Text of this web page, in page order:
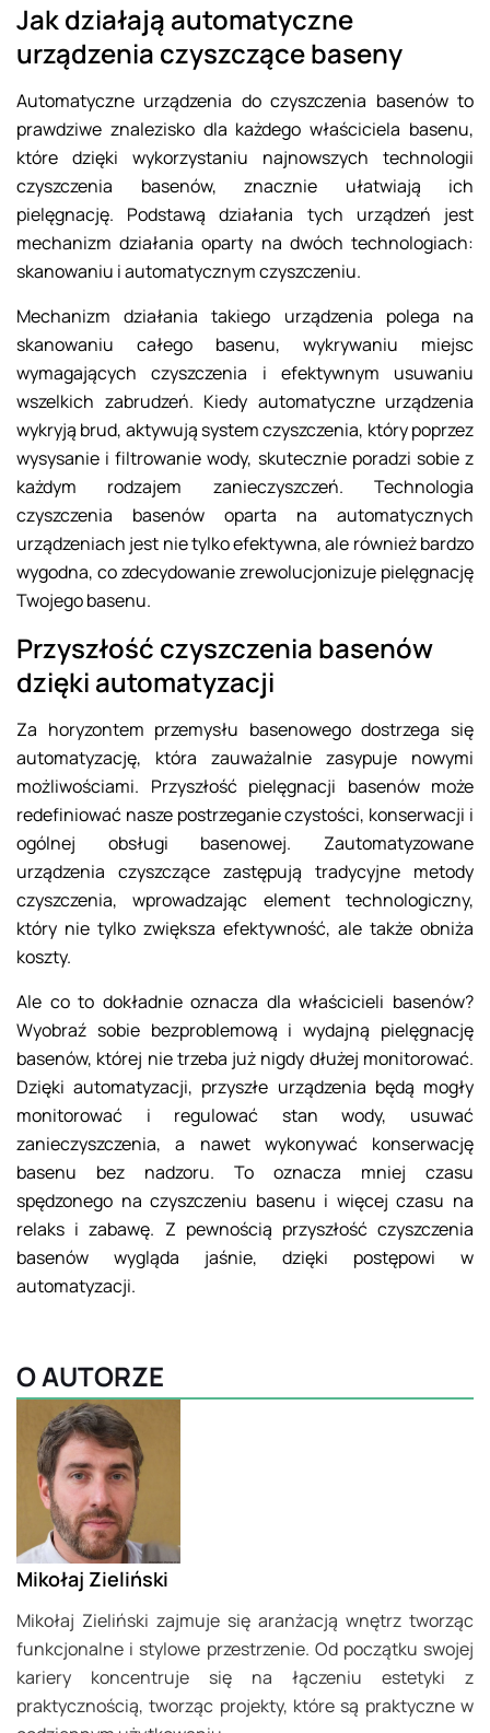
Jak działają automatyczne
urządzenia czyszczące baseny
Automatyczne urządzenia do czyszczenia basenów to
prawdziwe znalezisko dla każdego właściciela basenu,
które dzięki wykorzystaniu najnowszych technologii
czyszczenia basenów, znacznie ułatwiają ich
pielęgnację. Podstawą działania tych urządzeń jest
mechanizm działania oparty na dwóch technologiach:
skanowaniu i automatycznym czyszczeniu.
Mechanizm działania takiego urządzenia polega na
skanowaniu całego basenu, wykrywaniu miejsc
wymagających czyszczenia i efektywnym usuwaniu
wszelkich zabrudzeń. Kiedy automatyczne urządzenia
wykryją brud, aktywują system czyszczenia, który poprzez
wysysanie i filtrowanie wody, skutecznie poradzi sobie z
każdym rodzajem zanieczyszczeń. Technologia
czyszczenia basenów oparta na automatycznych
urządzeniach jest nie tylko efektywna, ale również bardzo
wygodna, co zdecydowanie zrewolucjonizuje pielęgnację
Twojego basenu.
Przyszłość czyszczenia basenów
dzięki automatyzacji
Za horyzontem przemysłu basenowego dostrzega się
automatyzację, która zauważalnie zasypuje nowymi
możliwościami. Przyszłość pielęgnacji basenów może
redefiniować nasze postrzeganie czystości, konserwacji i
ogólnej obsługi basenowej. Zautomatyzowane
urządzenia czyszczące zastępują tradycyjne metody
czyszczenia, wprowadzając element technologiczny,
który nie tylko zwiększa efektywność, ale także obniża
koszty.
Ale co to dokładnie oznacza dla właścicieli basenów?
Wyobraź sobie bezproblemową i wydajną pielęgnację
basenów, której nie trzeba już nigdy dłużej monitorować.
Dzięki automatyzacji, przyszłe urządzenia będą mogły
monitorować i regulować stan wody, usuwać
zanieczyszczenia, a nawet wykonywać konserwację
basenu bez nadzoru. To oznacza mniej czasu
spędzonego na czyszczeniu basenu i więcej czasu na
relaks i zabawę. Z pewnością przyszłość czyszczenia
basenów wygląda jaśnie, dzięki postępowi w
automatyzacji.
O AUTORZE
Mikołaj Zieliński
Mikołaj Zieliński zajmuje się aranżacją wnętrz tworząc
funkcjonalne i stylowe przestrzenie. Od początku swojej
kariery koncentruje się na łączeniu estetyki z
praktycznością, tworząc projekty, które są praktyczne w